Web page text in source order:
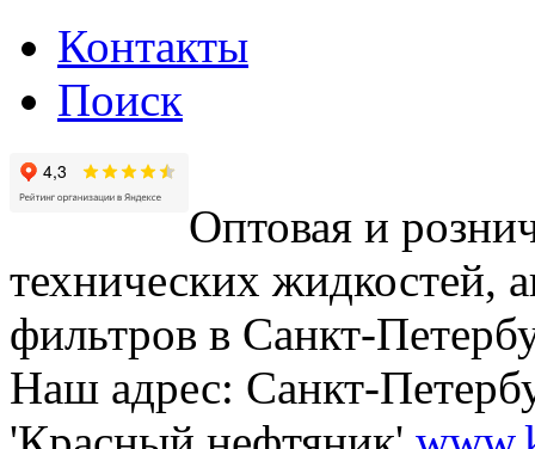
Контакты
Поиск
Оптовая и
технических жидкостей,
фильтров в Санкт-
Наш адрес: Санкт-